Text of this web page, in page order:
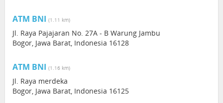
ATM BNI (1.11 km)
Jl. Raya Pajajaran No. 27A - B Warung Jambu
Bogor, Jawa Barat, Indonesia 16128
ATM BNI (1.16 km)
Jl. Raya merdeka
Bogor, Jawa Barat, Indonesia 16125